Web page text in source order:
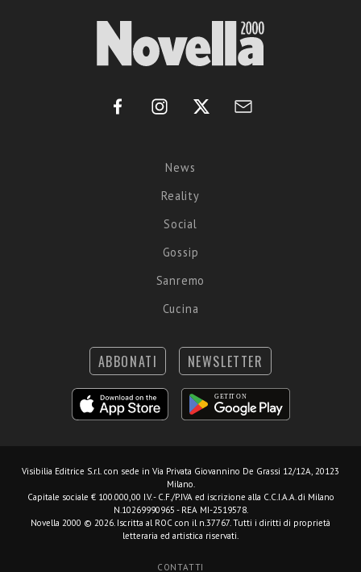
News
Reality
Social
Gossip
Sanremo
Cucina
ABBONATI NEWSLETTER
Visibilia Editrice S.r.l. con sede in Via Privata Giovannino De Grassi 12/12A, 20123
Milano.
Capitale sociale € 100.000,00 I.V. - C.F./P.IVA ed iscrizione alla C.C.I.A.A. di Milano
N.10269990965 - REA MI-2519578.
Novella 2000 © 2026. Iscritta al ROC con il n.37767. Tutti i diritti di proprietà
letteraria ed artistica riservati.
CONTATTI